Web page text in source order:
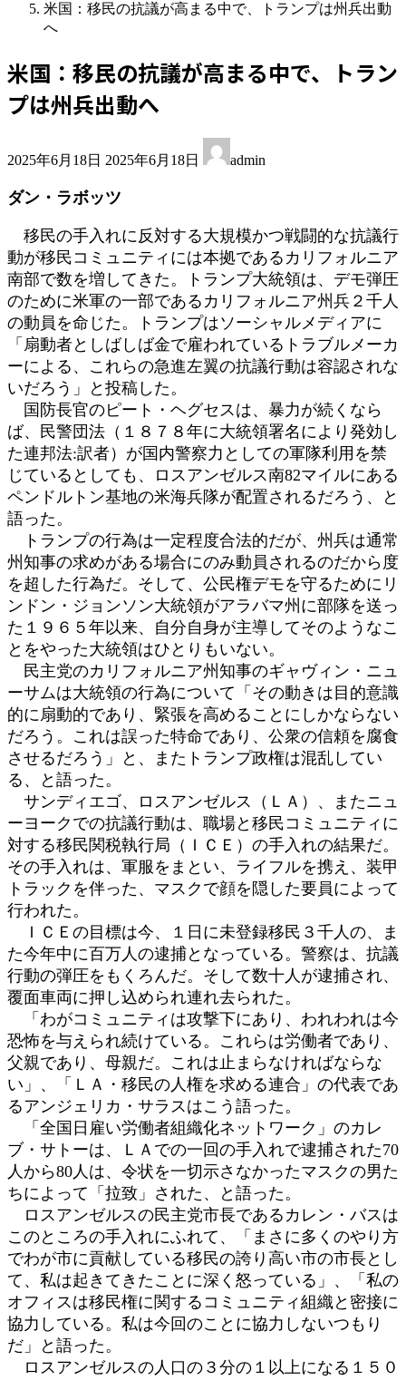
米国：移民の抗議が高まる中で、トランプは州兵出動
へ
米国：移民の抗議が高まる中で、トラン
プは州兵出動へ
2025年6月18日 終
新
時
:
2025年6月18日 admin
ダン・ラボッツ
移民の手入れに反対する大規模かつ戦闘的な抗議行
動が移民コミュニティには本拠であるカリフォルニア
南部で数を増してきた。トランプ大統領は、デモ弾圧
のために米軍の一部であるカリフォルニア州兵２千人
の動員を命じた。トランプはソーシャルメディアに
「扇動者としばしば金で雇われているトラブルメーカ
ーによる、これらの急進左翼の抗議行動は容認されな
いだろう」と投稿した。
国防長官のピート・ヘグセスは、暴力が続くなら
ば、民警団法（１８７８年に大統領署名により発効し
た連邦法:訳者）が国内警察力としての軍隊利用を禁
じているとしても、ロスアンゼルス南82マイルにある
ペンドルトン基地の米海兵隊が配置されるだろう、と
語った。
トランプの行為は一定程度合法的だが、州兵は通常
州知事の求めがある場合にのみ動員されるのだから度
を超した行為だ。そして、公民権デモを守るためにリ
ンドン・ジョンソン大統領がアラバマ州に部隊を送っ
た１９６５年以来、自分自身が主導してそのようなこ
とをやった大統領はひとりもいない。
民主党のカリフォルニア州知事のギャヴィン・ニュ
ーサムは大統領の行為について「その動きは目的意識
的に扇動的であり、緊張を高めることにしかならない
だろう。これは誤った特命であり、公衆の信頼を腐食
させるだろう」と、またトランプ政権は混乱してい
る、と語った。
サンディエゴ、ロスアンゼルス（ＬＡ）、またニュ
ーヨークでの抗議行動は、職場と移民コミュニティに
対する移民関税執行局（ＩＣＥ）の手入れの結果だ。
その手入れは、軍服をまとい、ライフルを携え、装甲
トラックを伴った、マスクで顔を隠した要員によって
行われた。
ＩＣＥの目標は今、１日に未登録移民３千人の、ま
た今年中に百万人の逮捕となっている。警察は、抗議
行動の弾圧をもくろんだ。そして数十人が逮捕され、
覆面車両に押し込められ連れ去られた。
「わがコミュニティは攻撃下にあり、われわれは今
恐怖を与えられ続けている。これらは労働者であり、
父親であり、母親だ。これは止まらなければならな
い」、「ＬＡ・移民の人権を求める連合」の代表であ
るアンジェリカ・サラスはこう語った。
「全国日雇い労働者組織化ネットワーク」のカレ
ブ・サトーは、ＬＡでの一回の手入れで逮捕された70
人から80人は、令状を一切示さなかったマスクの男た
ちによって「拉致」された、と語った。
ロスアンゼルスの民主党市長であるカレン・バスは
このところの手入れにふれて、「まさに多くのやり方
でわが市に貢献している移民の誇り高い市の市長とし
て、私は起きてきたことに深く怒っている」、「私の
オフィスは移民権に関するコミュニティ組織と密接に
協力している。私は今回のことに協力しないつもり
だ」と語った。
ロスアンゼルスの人口の３分の１以上になる１５０